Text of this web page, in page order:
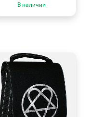
В наличии